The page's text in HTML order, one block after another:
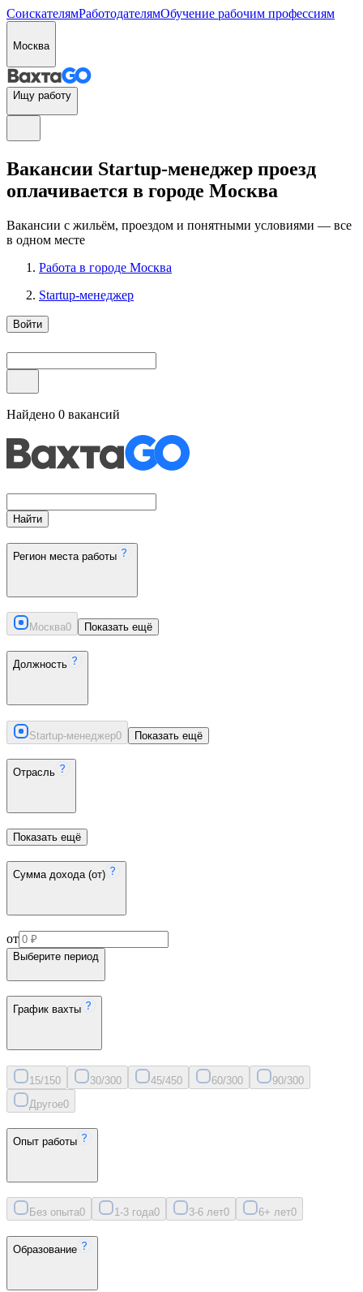
СоискателямРаботодателямОбучение рабочим профессиям
Москва
Ищу работу
Вакансии Startup-менеджер проезд
оплачивается в городе Москва
Вакансии с жильём, проездом и понятными условиями — все
в одном месте
Работа в городе Москва
Startup-менеджер
Войти
Найдено 0 вакансий
Найти
Регион места работы
Москва0 Показать ещё
Должность
Startup-менеджер0 Показать ещё
Отрасль
Показать ещё
Сумма дохода (от)
от
Выберите период
График вахты
15/150 30/300 45/450 60/300 90/300
Другое0
Опыт работы
Без опыта0 1-3 года0 3-6 лет0 6+ лет0
Образование